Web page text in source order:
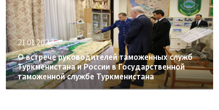
21.01.2023
О встрече руководителей таможенных служб
Туркменистана и России в Государственной
таможенной службе Туркменистана